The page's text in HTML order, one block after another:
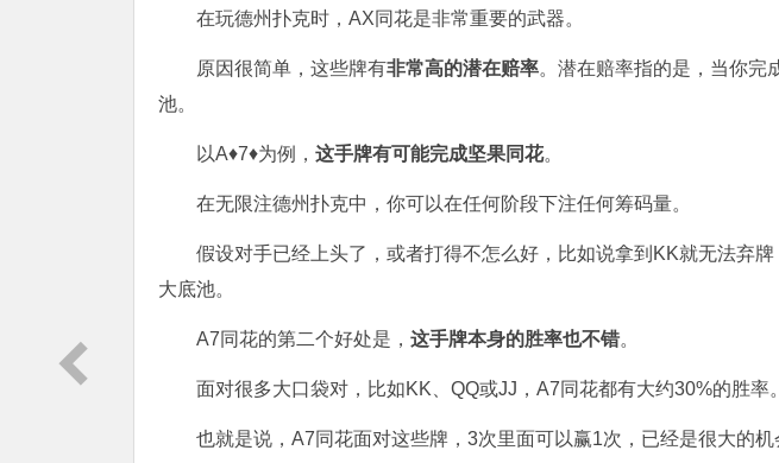
在玩德州扑克时，AX同花是非常重要的武器。
原因很简单，这些牌有非常高的潜在赔率。潜在赔率指的是，当你完
池。
以A♦7♦为例， 这手牌有可能完成坚果同花。
在无限注德州扑克中，你可以在任何阶段下注任何筹码量。
假设对手已经上头了，或者打得不怎么好，比如说拿到KK就无法弃
大底池。
A7同花的第二个好处是， 这手牌本身的胜率也不错。
面对很多大口袋对，比如KK、QQ或JJ，A7同花都有大约30%的胜率。
也就是说，A7同花面对这些牌，3次里面可以赢1次，已经是很大的